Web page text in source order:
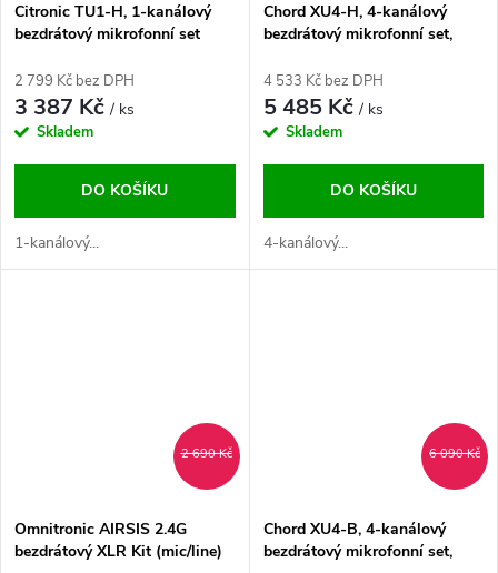
Citronic TU1-H, 1-kanálový
bezdrátový mikrofonní set
2 799 Kč bez DPH
3 387 Kč/ ks
Skladem
DO KOŠÍKU
1-kanálový...
Chord XU4-H, 4-kanálový
bezdrátový mikrofonní set,
4 533 Kč bez DPH
5 485 Kč/ ks
Skladem
DO KOŠÍKU
4-kanálový...
2 690 Kč
Omnitronic AIRSIS 2.4G
bezdrátový XLR Kit (mic/line)
6 090 Kč
Chord XU4-B, 4-kanálový
bezdrátový mikrofonní set,